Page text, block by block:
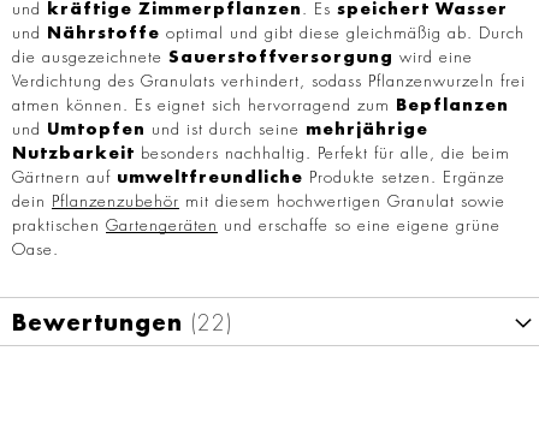
und
kräftige Zimmerpflanzen . Es speichert Wasser
und
Nährstoffe optimal und gibt diese gleichmäßig ab. Durch
die ausgezeichnete Sauerstoffversorgung wird eine
Verdichtung des Granulats verhindert, sodass Pflanzenwurzeln frei
atmen können. Es eignet sich hervorragend zum
Bepflanzen
und Umtopfen und ist durch seine mehrjährige
Nutzbarkeit besonders nachhaltig. Perfekt für alle, die beim
Gärtnern auf umweltfreundliche Produkte setzen. Ergänze
dein Pflanzenzubehör mit diesem hochwertigen Granulat sowie
praktischen Gartengeräten
und erschaffe so eine eigene grüne
Oase.
Bewertungen 22